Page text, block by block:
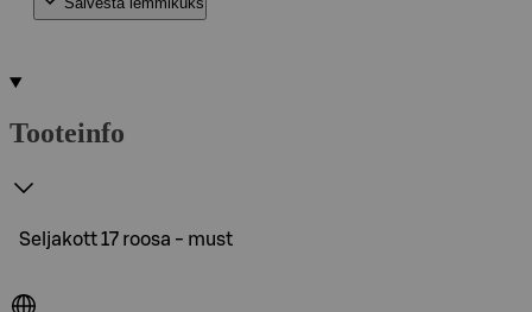
Tooteinfo
Seljakott 17 roosa - must